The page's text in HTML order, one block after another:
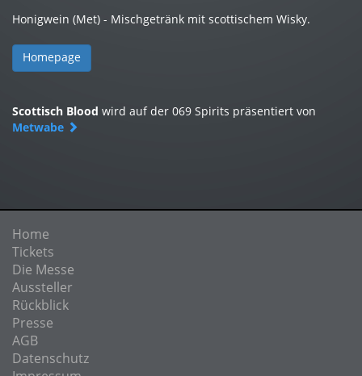
Honigwein (Met) - Mischgetränk mit scottischem Wisky.
Homepage
Scottisch Blood wird auf der 069 Spirits präsentiert von
Metwabe
Home
Tickets
Die Messe
Aussteller
Rückblick
Presse
AGB
Datenschutz